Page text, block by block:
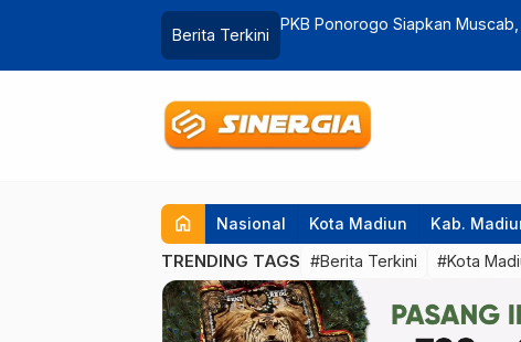
Berita Terkini
Usai Dilantik 6 Februari,
home Nasional Kota Madiun Kab.
TRENDING TAGS #Berita Terkini #Kota